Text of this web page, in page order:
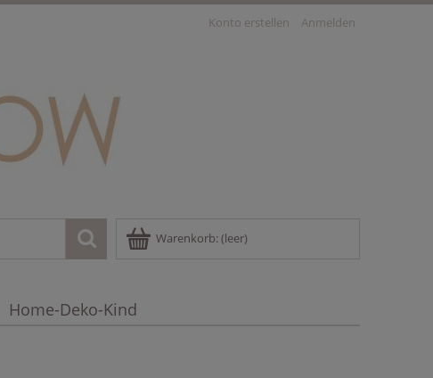
Konto erstellen Anmelden
Warenkorb:(leer)
Home-Deko-Kind